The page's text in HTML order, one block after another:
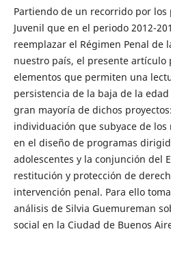
Partiendo de un recorrido por los
Juvenil que en el periodo 2012-
reemplazar el Régimen Penal de
nuestro país, el presente artículo
elementos que permiten una
persistencia de la baja de la
gran mayoría de dichos
individuación que subyace de
en el diseño de programas
adolescentes y la conjunción del
restitución y protección de
intervención penal. Para ello
análisis de Silvia Guemureman
social en la Ciudad de Buenos